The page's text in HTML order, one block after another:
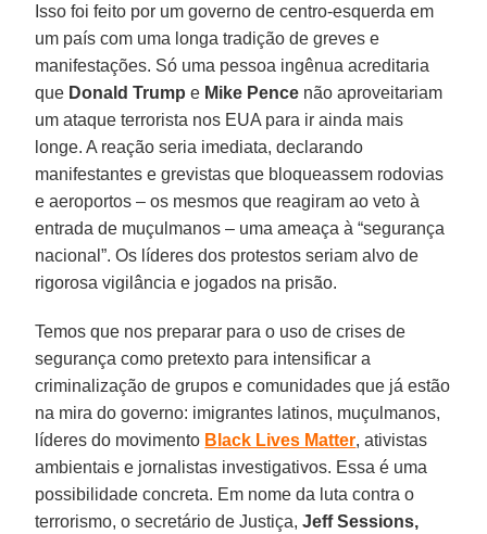
Isso foi feito por um governo de centro-esquerda em
um país com uma longa tradição de greves e
manifestações. Só uma pessoa ingênua acreditaria
que Donald Trump e Mike Pence não aproveitariam
um ataque terrorista nos EUA para ir ainda mais
longe. A reação seria imediata, declarando
manifestantes e grevistas que bloqueassem rodovias
e aeroportos – os mesmos que reagiram ao veto à
entrada de muçulmanos – uma ameaça à “segurança
nacional”. Os líderes dos protestos seriam alvo de
rigorosa vigilância e jogados na prisão.
Temos que nos preparar para o uso de crises de
segurança como pretexto para intensificar a
criminalização de grupos e comunidades que já estão
na mira do governo: imigrantes latinos, muçulmanos,
líderes do movimento Black Lives Matter, ativistas
ambientais e jornalistas investigativos. Essa é uma
possibilidade concreta. Em nome da luta contra o
terrorismo, o secretário de Justiça,Jeff Sessions,